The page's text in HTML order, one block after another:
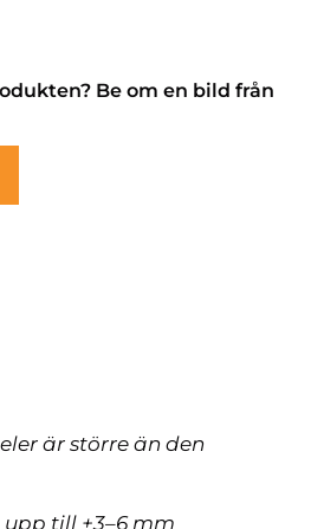
Be om en bild från
är större än den
till +3–6 mm